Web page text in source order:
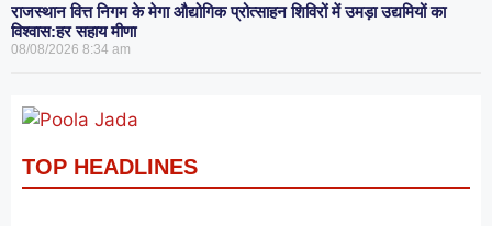
राजस्थान वित्त निगम के मेगा औद्योगिक प्रोत्साहन शिविरों में उमड़ा उद्यमियों का
विश्वास:हर सहाय मीणा
08/08/2026 8:34 am
TOP HEADLINES